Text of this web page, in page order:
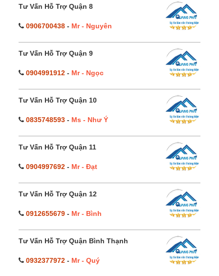
Tư Vấn Hỗ Trợ Quận 8
0906700438 - Mr - Nguyên
Tư Vấn Hỗ Trợ Quận 9
0904991912 - Mr - Ngọc
Tư Vấn Hỗ Trợ Quận 10
0835748593 - Ms - Như Ý
Tư Vấn Hỗ Trợ Quận 11
0904997692 - Mr - Đạt
Tư Vấn Hỗ Trợ Quận 12
0912655679 - Mr - Bình
Tư Vấn Hỗ Trợ Quận Bình Thạnh
0932377972 - Mr - Quý